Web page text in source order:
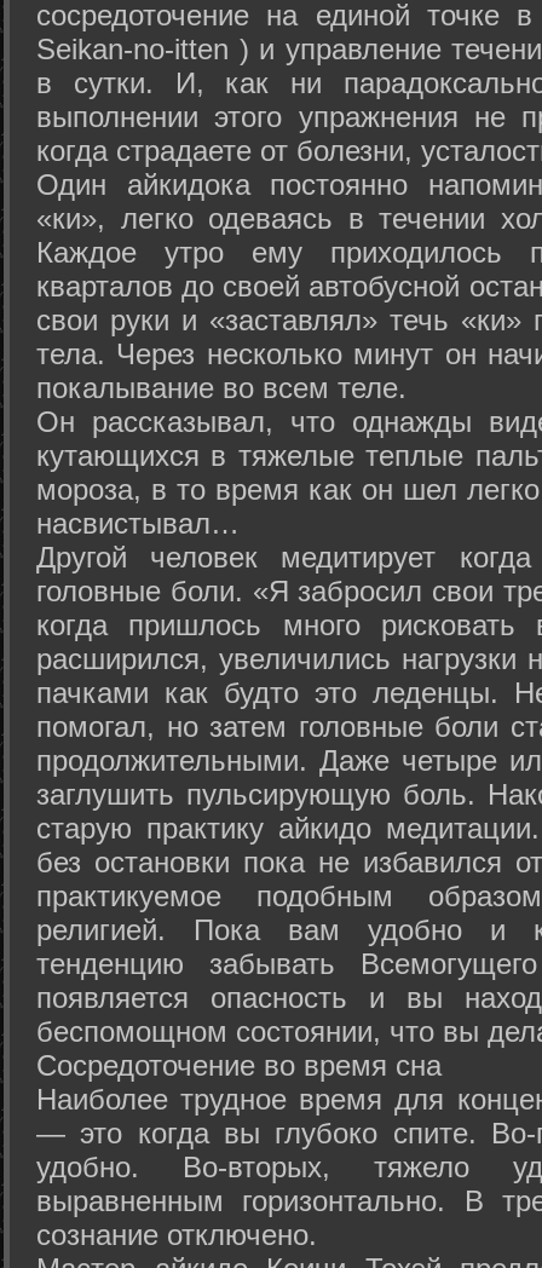
сосредоточение на единой точке
Seikan-­no-­itten ) и управление
в сутки. И, как ни
выполнении этого упражнения не
когда страдаете от болезни,
Один айкидока постоянно
«ки», легко одеваясь в течении
Каждое утро ему приходилось
кварталов до своей автобусной
свои руки и «заставлял» течь «ки»
тела. Через несколько минут он
покалывание во всем теле.
Он рассказывал, что однажды
кутающихся в тяжелые теплые
мороза, в то время как он шел
насвистывал…
Другой человек медитирует
головные боли. «Я забросил свои
когда пришлось много
расширился, увеличились нагрузки
пачками как будто это леденцы.
помогал, но затем головные боли
продолжительными. Даже четыре
заглушить пульсирующую боль.
старую практику айкидо
без остановки пока не избавился
практикуемое подобным
религией. Пока вам удобно и
тенденцию забывать
появляется опасность и вы
беспомощном состоянии, что вы
Сосредоточение во время сна
Наиболее трудное время для
— это когда вы глубоко спите.
удобно. Во-вторых, тяжело
выравненным горизонтально. В
сознание отключено.